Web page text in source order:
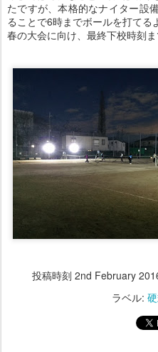
たですが、本格的なナイター設
ることで6時までボールを打てる
春の大会に向け、最終下校時刻ま
投稿時刻 2nd February
ラベル: